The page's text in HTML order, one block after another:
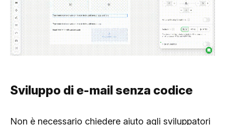
Sviluppo di e-mail senza codice
Non è necessario chiedere aiuto agli sviluppatori